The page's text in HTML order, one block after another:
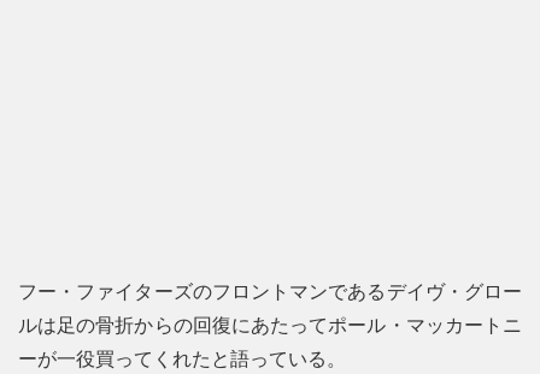
フー・ファイターズのフロントマンであるデイヴ・グロー
ルは足の骨折からの回復にあたってポール・マッカートニ
ーが一役買ってくれたと語っている。